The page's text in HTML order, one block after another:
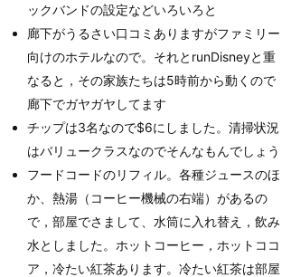
ックバンドの設定などいろいろと
廊下がうるさい口コミありますがファミリー
向けのホテルなので。それとrunDisneyと重
なると，その家族たちは5時前から動くので
廊下でガヤガヤしてます
チップは3名なので$6にしました。清掃状況
はバリュークラスなのでそんなもんでしょう
フードコードのリフィル。各種ジュースのほ
か、熱湯（コーヒー機械の右端）があるの
で，部屋でさまして、水筒に入れ替え，飲み
水としました。ホットコーヒー，ホットココ
ア，冷たい紅茶あります。冷たい紅茶は部屋